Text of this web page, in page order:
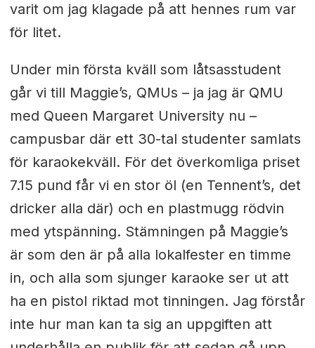
varit om jag klagade på att hennes rum var
för litet.
Under min första kväll som låtsasstudent
går vi till Maggie’s, QMUs – ja jag är QMU
med Queen Margaret University nu –
campusbar där ett 30-tal studenter samlats
för karaokekväll. För det överkomliga priset
7.15 pund får vi en stor öl (en Tennent’s, det
dricker alla där) och en plastmugg rödvin
med ytspänning. Stämningen på Maggie’s
är som den är på alla lokalfester en timme
in, och alla som sjunger karaoke ser ut att
ha en pistol riktad mot tinningen. Jag förstår
inte hur man kan ta sig an uppgiften att